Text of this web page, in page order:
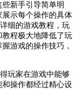
新手引导简单明
示每个操作的具体
细的游戏教程，玩
程极大地降低了玩
游戏的操作技巧，
玩家在游戏中能够
操作都经过精心设